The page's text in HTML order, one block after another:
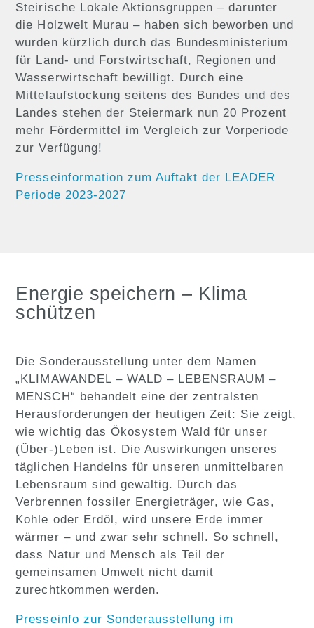
Steirische Lokale Aktionsgruppen – darunter
die Holzwelt Murau – haben sich beworben und
wurden kürzlich durch das Bundesministerium
für Land- und Forstwirtschaft, Regionen und
Wasserwirtschaft bewilligt. Durch eine
Mittelaufstockung seitens des Bundes und des
Landes stehen der Steiermark nun 20 Prozent
mehr Fördermittel im Vergleich zur Vorperiode
zur Verfügung!
Presseinformation zum Auftakt der LEADER
Periode 2023-2027
Energie speichern – Klima
schützen
Die Sonderausstellung unter dem Namen
„KLIMAWANDEL – WALD – LEBENSRAUM –
MENSCH“ behandelt eine der zentralsten
Herausforderungen der heutigen Zeit: Sie zeigt,
wie wichtig das Ökosystem Wald für unser
(Über-)Leben ist. Die Auswirkungen unseres
täglichen Handelns für unseren unmittelbaren
Lebensraum sind gewaltig. Durch das
Verbrennen fossiler Energieträger, wie Gas,
Kohle oder Erdöl, wird unsere Erde immer
wärmer – und zwar sehr schnell. So schnell,
dass Natur und Mensch als Teil der
gemeinsamen Umwelt nicht damit
zurechtkommen werden.
Presseinfo zur Sonderausstellung im